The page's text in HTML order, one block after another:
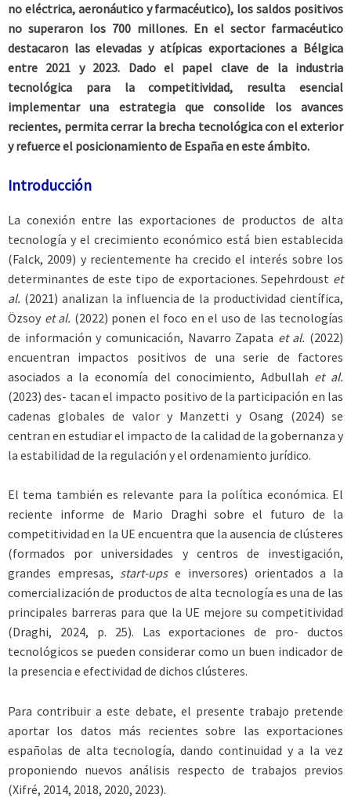
no eléctrica, aeronáutico y farmacéutico), los saldos positivos
no superaron los 700 millones. En el sector farmacéutico
destacaron las elevadas y atípicas exportaciones a Bélgica
entre 2021 y 2023. Dado el papel clave de la industria
tecnológica para la competitividad, resulta esencial
implementar una estrategia que consolide los avances
recientes, permita cerrar la brecha tecnológica con el exterior
y refuerce el posicionamiento de España en este ámbito.
Introducción
La conexión entre las exportaciones de productos de alta
tecnología y el crecimiento económico está bien establecida
(Falck, 2009) y recientemente ha crecido el interés sobre los
determinantes de este tipo de exportaciones. Sepehrdoust et
al. (2021) analizan la influencia de la productividad científica,
Özsoy et al. (2022) ponen el foco en el uso de las tecnologías
de información y comunicación, Navarro Zapata et al. (2022)
encuentran impactos positivos de una serie de factores
asociados a la economía del conocimiento, Adbullah et al.
(2023) des- tacan el impacto positivo de la participación en las
cadenas globales de valor y Manzetti y Osang (2024) se
centran en estudiar el impacto de la calidad de la gobernanza y
la estabilidad de la regulación y el ordenamiento jurídico.
El tema también es relevante para la política económica. El
reciente informe de Mario Draghi sobre el futuro de la
competitividad en la UE encuentra que la ausencia de clústeres
(formados por universidades y centros de investigación,
grandes empresas, start-upse inversores) orientados a la
comercialización de productos de alta tecnología es una de las
principales barreras para que la UE mejore su competitividad
(Draghi, 2024, p. 25). Las exportaciones de pro- ductos
tecnológicos se pueden considerar como un buen indicador de
la presencia e efectividad de dichos clústeres.
Para contribuir a este debate, el presente trabajo pretende
aportar los datos más recientes sobre las exportaciones
españolas de alta tecnología, dando continuidad y a la vez
proponiendo nuevos análisis respecto de trabajos previos
(Xifré, 2014, 2018, 2020, 2023).